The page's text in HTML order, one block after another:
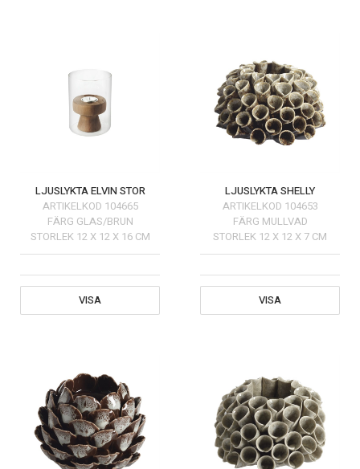
LJUSLYKTA ELVIN STOR
ARTIKELKOD 104665
FÄRG GLAS/BRUN
STORLEK 12 X 12 X 16 CM
VISA
LJUSLYKTA SHELLY
ARTIKELKOD 104653
FÄRG MULLVAD
STORLEK 12 X 12 X 7 CM
VISA